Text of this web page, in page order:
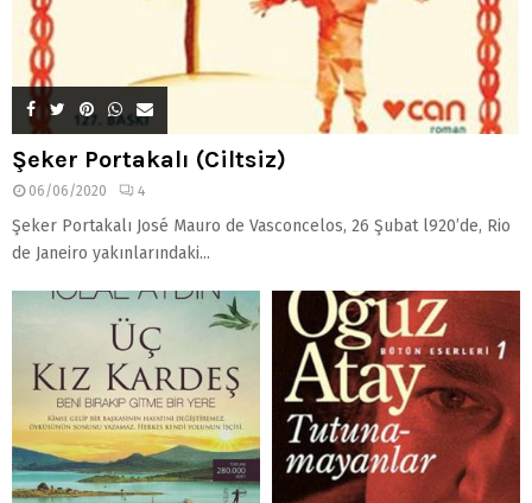
Şeker Portakalı (Ciltsiz)
06/06/2020 4
Şeker Portakalı José Mauro de Vasconcelos, 26 Şubat l920’de, Rio
de Janeiro yakınlarındaki...